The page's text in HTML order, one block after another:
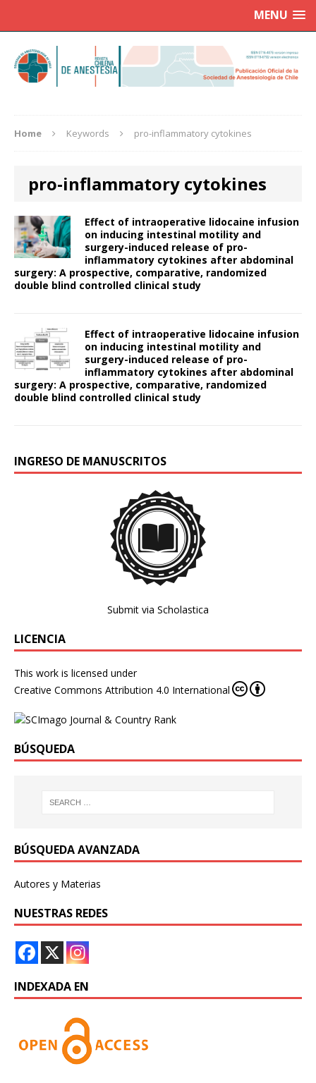
MENU
Home Keywords pro-inflammatory cytokines
pro-inflammatory cytokines
Effect of intraoperative lidocaine infusion
on inducing intestinal motility and
surgery-induced release of pro-
inflammatory cytokines after abdominal
surgery: A prospective, comparative, randomized
double blind controlled clinical study
Effect of intraoperative lidocaine infusion
on inducing intestinal motility and
surgery-induced release of pro-
inflammatory cytokines after abdominal
surgery: A prospective, comparative, randomized
double blind controlled clinical study
INGRESO DE MANUSCRITOS
Submit via Scholastica
LICENCIA
This work is licensed under
Creative Commons Attribution 4.0 International
BÚSQUEDA
BÚSQUEDA AVANZADA
Autores y Materias
NUESTRAS REDES
INDEXADA EN